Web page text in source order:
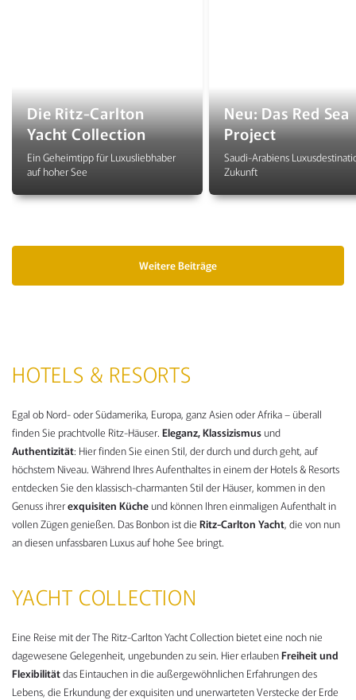
Die Ritz-Carlton
Yacht Collection
Ein Geheimtipp für Luxusliebhaber
auf hoher See
Neu: Das Red Sea
Project
Saudi-Arabiens
Zukunft
Weitere Beiträge
HOTELS & RESORTS
Egal ob Nord- oder Südamerika, Europa, ganz Asien oder Afrika – überall
finden Sie prachtvolle Ritz-Häuser. Eleganz, Klassizismus und
Authentizität: Hier finden Sie einen Stil, der durch und durch geht, auf
höchstem Niveau. Während Ihres Aufenthaltes in einem der Hotels & Resorts
entdecken Sie den klassisch-charmanten Stil der Häuser, kommen in den
Genuss ihrerexquisiten Küche und können Ihren einmaligen Aufenthalt in
vollen Zügen genießen. Das Bonbon ist die Ritz-Carlton Yacht, die von nun
an diesen unfassbaren Luxus auf hohe See bringt.
YACHT COLLECTION
Eine Reise mit der The Ritz-Carlton Yacht Collection bietet eine noch nie
dagewesene Gelegenheit, ungebunden zu sein. Hier erlaubenFreiheit und
Flexibilitätdas Eintauchen in die außergewöhnlichen Erfahrungen des
Lebens, die Erkundung der exquisiten und unerwarteten Verstecke der Erde